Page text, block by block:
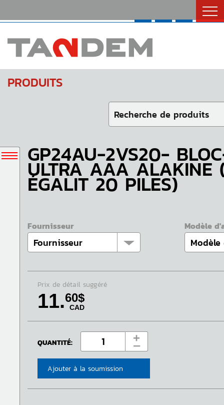
Catalogues
Nous Joindre
English
PRODUITS
GP24AU-2VS20-
ULTRA AAA ALAKINE
ÉGALIT 20 PILES)
Fournisseur Modèle
Prix de détail suggéré
11.60$
CAD
QUANTITÉ: +
‒
Ajouter à la soumission